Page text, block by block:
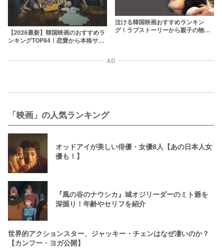
【2026最新】韓国映画のおすすめラ
ンキングTOP84！恋愛から本格サス
泣ける韓国映画おすすめランキン
グ！ラブストーリーから親子の物語
AD
「映画」の人気ランキング
オッドアイが美しい俳優・女優8人【あの日本人女
優も！】
『風の谷のナウシカ』城オジリーダーのミト爺を
深掘り！年齢やセリフを紹介
世界的アクションスター、ジャッキー・チェンはなぜ凄いのか？
【カンフー・ヨガ公開】